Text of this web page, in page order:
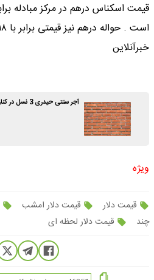
خبرآنلاین
آجر سنتی حیدری 3 نسل در کنار ایرانیان
ویژه
قیمت دلار قیمت دلار امشب
چند
قیمت دلار لحظه ای